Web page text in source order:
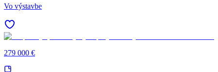
Vo výstavbe
279 000 €